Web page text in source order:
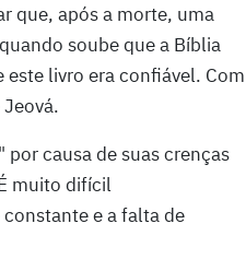
que, após a morte, uma
soube que a Bíblia
livro era confiável. Com
causa de suas crenças
muito difícil
e a falta de